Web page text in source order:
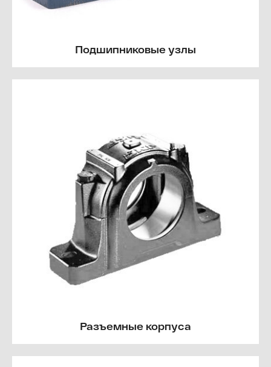
Подшипниковые узлы
Разъемные корпуса